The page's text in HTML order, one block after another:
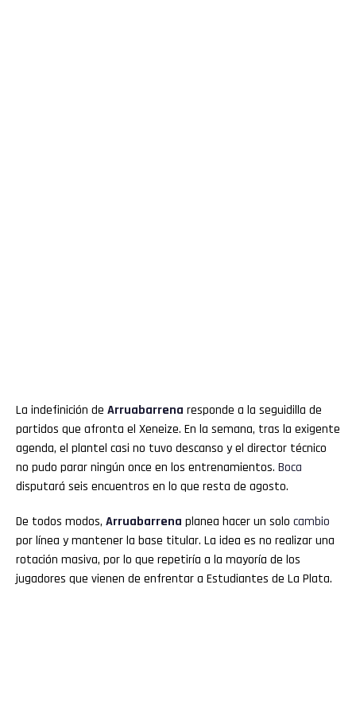
La indefinición de Arruabarrena responde a la seguidilla de
partidos que afronta el Xeneize. En la semana, tras la exigente
agenda, el plantel casi no tuvo descanso y el director técnico
no pudo parar ningún once en los entrenamientos. Boca
disputará seis encuentros en lo que resta de agosto.
De todos modos, Arruabarrena planea hacer un solo cambio
por línea y mantener la base titular. La idea es no realizar una
rotación masiva, por lo que repetiría a la mayoría de los
jugadores que vienen de enfrentar a Estudiantes de La Plata.